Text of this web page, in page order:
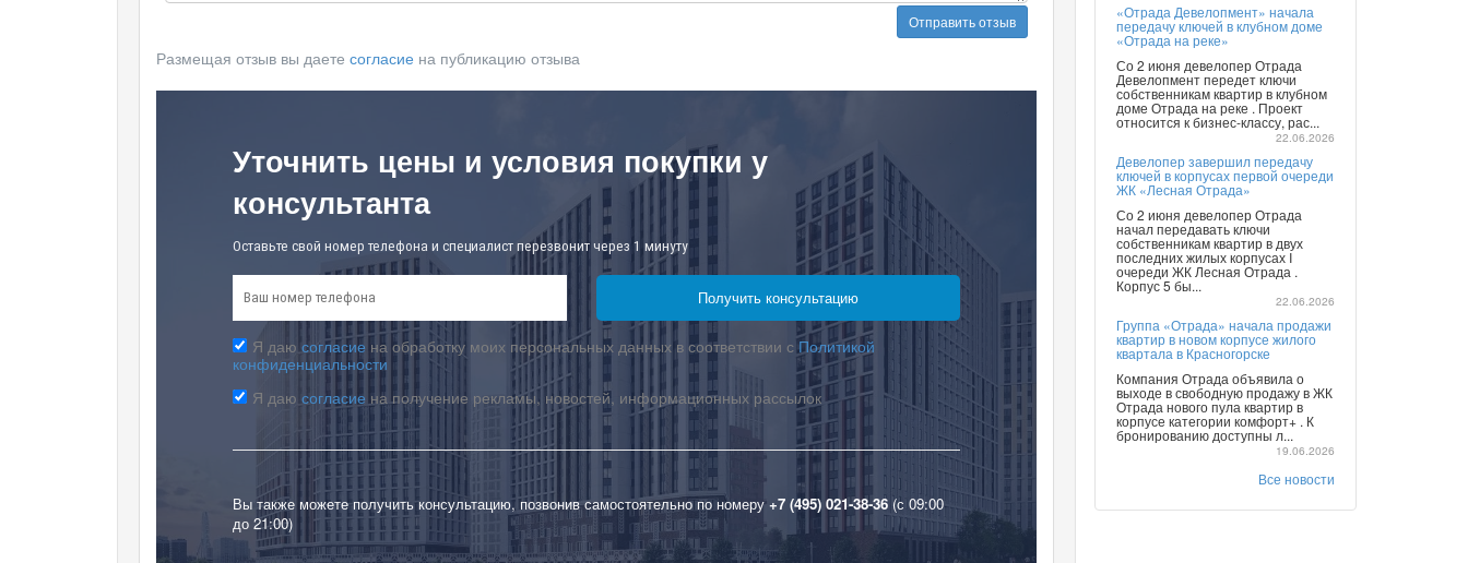
Отправить отзыв
Размещая отзыв вы даете согласие на публикацию отзыва
Уточнить цены и условия покупки у
консультанта
Оставьте свой номер телефона и специалист перезвонит через 1 минуту
Я даю согласие на обработку моих персональных данных в соответствии сПолитикой
конфиденциальности
Я даю согласие на получение рекламы, новостей, информационных рассылок
Вы также можете получить консультацию, позвонив самостоятельно по номеру+7 (495) 021-38-36 (с 09:00
до 21:00)
«Отрада Девелопмент» начала
передачу ключей в клубном доме
«Отрада на реке»
Со 2 июня девелопер Отрада
Девелопмент передет ключи
собственникам квартир в клубном
доме Отрада на реке . Проект
относится к бизнес-классу, рас...
22.06.2026
Девелопер завершил передачу
ключей в корпусах первой очереди
ЖК «Лесная Отрада»
Со 2 июня девелопер Отрада
начал передавать ключи
собственникам квартир в двух
последних жилых корпусах I
очереди ЖК Лесная Отрада .
Корпус 5 бы...
22.06.2026
Группа «Отрада» начала продажи
квартир в новом корпусе жилого
квартала в Красногорске
Компания Отрада объявила о
выходе в свободную продажу в ЖК
Отрада нового пула квартир в
корпусе категории комфорт+ . К
бронированию доступны л...
19.06.2026
Все новости